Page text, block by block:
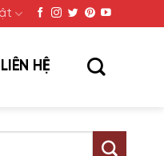
LIÊN HỆ